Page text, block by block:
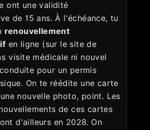
ont une validité
de 15 ans. À l'échéance, tu
renouvellement
en ligne (sur le site de
visite médicale ni nouvel
pour un permis
On te réédite une carte
nouvelle photo, point. Les
de ces cartes
d'ailleurs en 2028. On